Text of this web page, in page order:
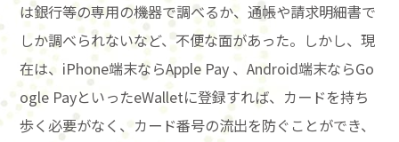
は銀行等の専用の機器で調べるか、通帳や請求明細書で
しか調べられないなど、不便な面があった。しかし、現
在は、iPhone端末ならApple Pay 、Android端末ならGo
ogle PayといったeWalletに登録すれば、カードを持ち
歩く必要がなく、カード番号の流出を防ぐことができ、